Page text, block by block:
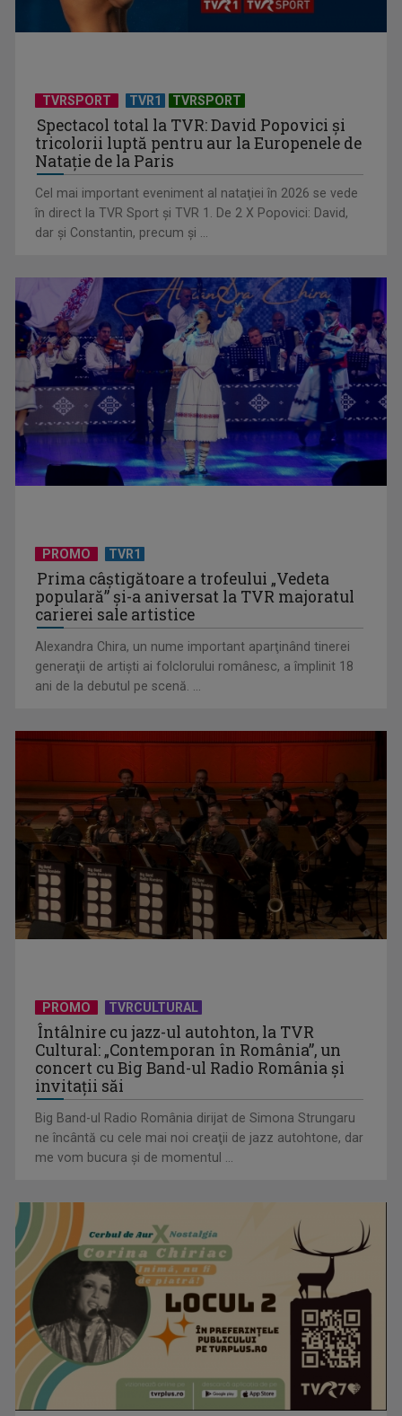
"Robin Hood"-ul serialelor coreene: "Iljimae, hoţul fantomă",
sistemul sanitar
„E cool să fii cult!”, în curând la TVR 1 și TVR 2
Universitatea de Vară, la Băile Tușnad | VIDEO
TVRSPORT TVR1 TVRSPORT
Spectacol total la TVR: David Popovici și
tricolorii luptă pentru aur la Europenele de
Natație de la Paris
Cel mai important eveniment al nataţiei în 2026 se vede
în direct la TVR Sport şi TVR 1. De 2 X Popovici: David,
dar şi Constantin, precum şi ...
PROMO TVR1
Prima câştigătoare a trofeului „Vedeta
populară” şi-a aniversat la TVR majoratul
carierei sale artistice
Alexandra Chira, un nume important aparţinând tinerei
generaţii de artişti ai folclorului românesc, a împlinit 18
ani de la debutul pe scenă. ...
PROMO TVRCULTURAL
Întâlnire cu jazz-ul autohton, la TVR
Cultural: „Contemporan în România”, un
concert cu Big Band-ul Radio România şi
invitaţii săi
Big Band-ul Radio România dirijat de Simona Strungaru
ne încântă cu cele mai noi creaţii de jazz autohtone, dar
me vom bucura şi de momentul ...